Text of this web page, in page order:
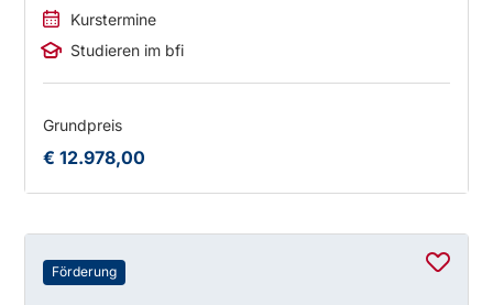
Kurstermine
Studieren im bfi
Grundpreis
€ 12.978,00
Förderung